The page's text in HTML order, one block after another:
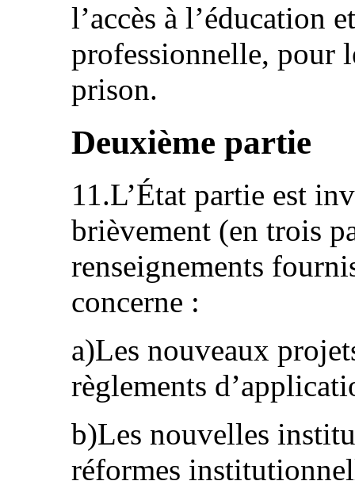
l’accès à l’éducation
professionnelle, pour
prison.
Deuxième partie
11.L’État partie est
brièvement (en trois
renseignements
concerne :
a)Les nouveaux
règlements
b)Les nouvelles
réformes